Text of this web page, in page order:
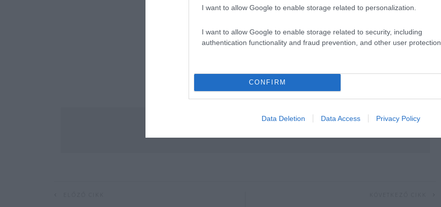
I want to allow Google to enable storage related to personalization.
I want to allow Google to enable storage related to security, including
authentication functionality and fraud prevention, and other user protection.
CONFIRM
Data Deletion Data Access Privacy Policy